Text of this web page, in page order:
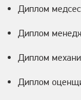
Диплом
Диплом
Диплом
Диплом